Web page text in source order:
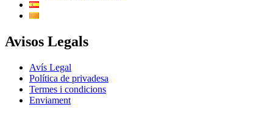
Avisos Legals
Avís Legal
Política de privadesa
Termes i condicions
Enviament